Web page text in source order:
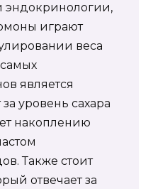
эндокринологии,
играют
веса
является
уровень сахара
накоплению
Также стоит
отвечает за